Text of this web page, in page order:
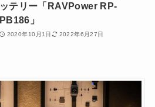
ッテリー「RAVPower RP-
PB186」
2020年10月1日 2022年6月27日